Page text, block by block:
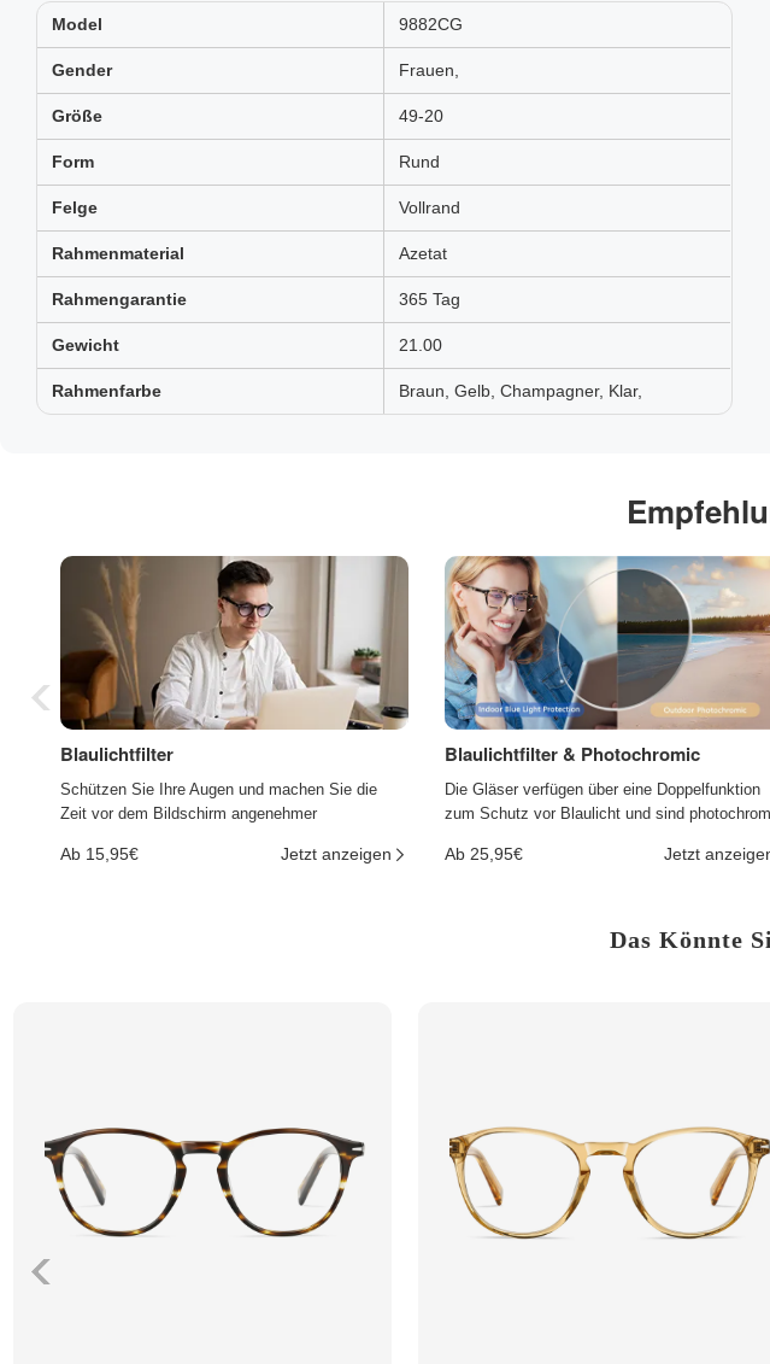
Model 9882CG
Gender Frauen,
Größe 49-20
Form Rund
Felge Vollrand
Rahmenmaterial Azetat
Rahmengarantie 365 Tag
Gewicht 21.00
Rahmenfarbe Braun, Gelb, Champagner, Klar,
Blaulichtfilter
Schützen Sie Ihre Augen und machen Sie die
Zeit vor dem Bildschirm angenehmer
Ab 15,95€ Jetzt anzeigen
Blaulichtfilter & Photochromic
Die Gläser verfügen über eine Doppelfunktion
zum Schutz vor Blaulicht und sind
Ab 25,95€ Jetzt
Das Könnte